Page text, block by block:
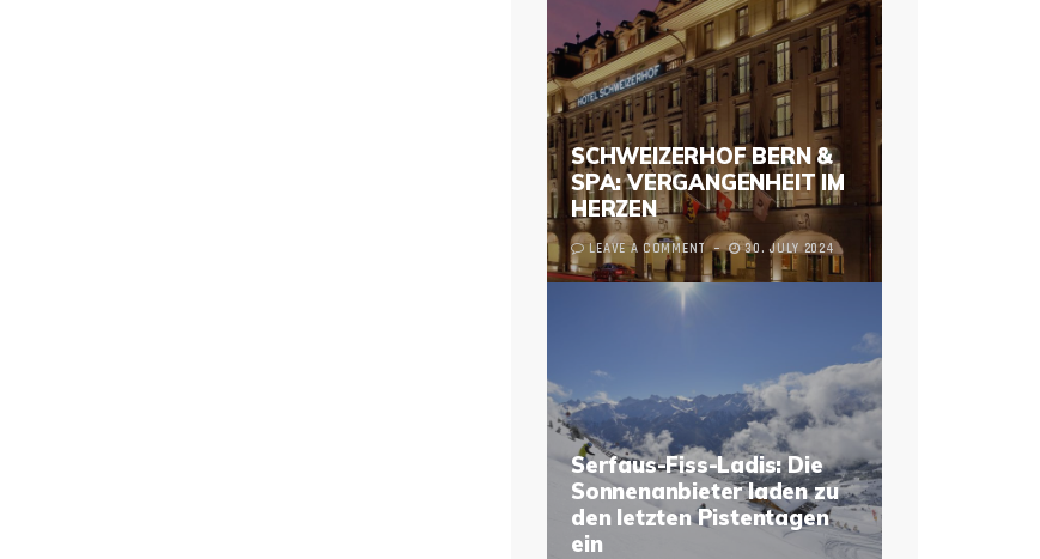
SCHWEIZERHOF BERN &
SPA: VERGANGENHEIT IM
HERZEN
LEAVE A COMMENT 30. JULY 2024
Serfaus-Fiss-Ladis: Die
Sonnenanbieter laden zu
den letzten Pistentagen
ein